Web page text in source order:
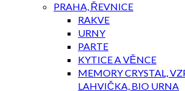
PRAHA, ŘEVNICE
RAKVE
URNY
PARTE
KYTICE A VĚNCE
MEMORY CRYSTAL,
LAHVIČKA, BIO URNA